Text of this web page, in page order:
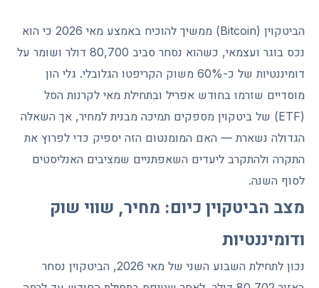
הביטקוין (Bitcoin) ממשיך להוכיח באמצע מאי 2026 כי הוא
נכס בוגר ועצמאי, כשהוא נסחר סביב 80,700 דולר ושומר על
דומיננטיות של כ-60% משוק הקריפטו הגלובלי. גלי הון
מוסדיים שזרמו בחודש אפריל ובתחילת מאי לקרנות הסל
(ETF) של ביטקוין מספקים תמיכה מבנית למחיר, אך השאלה
הגדולה נשארת — האם המומנטום הזה יספיק כדי לפרוץ את
התקרה ולהתקרב ליעדים השאפתניים שמציבים האנליסטים
לסוף השנה.
מצב הביטקוין כיום: מחיר, שווי שוק
ודומיננטיות
נכון לתחילת השבוע השני של מאי 2026, הביטקוין נסחר